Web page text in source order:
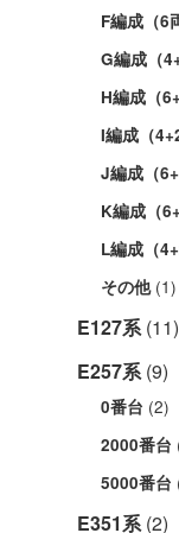
F編成（6
G編成（
H編成（
I編成（
J編成（
K編成（
L編成（
その他(1)
E127系(11)
E257系(9)
0番台 (2)
2000番台
5000番台
E351系(2)